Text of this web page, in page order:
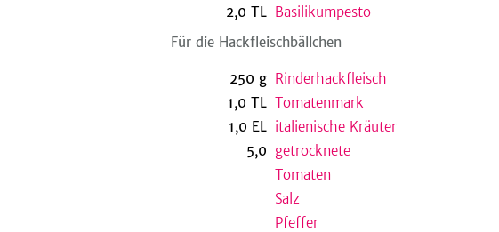
2,0 TL Basilikumpesto
Für die Hackfleischbällchen
250 g Rinderhackfleisch
1,0 TL Tomatenmark
1,0 EL italienische Kräuter
5,0 getrocknete
Tomaten
Salz
Pfeffer